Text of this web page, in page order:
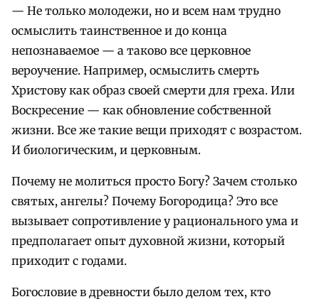
— Не только молодежи, но и всем нам трудно
осмыслить таинственное и до конца
непознаваемое — а таково все церковное
вероучение. Например, осмыслить смерть
Христову как образ своей смерти для греха. Или
Воскресение — как обновление собственной
жизни. Все же такие вещи приходят с возрастом.
И биологическим, и церковным.
Почему не молиться просто Богу? Зачем столько
святых, ангелы? Почему Богородица? Это все
вызывает сопротивление у рационального ума и
предполагает опыт духовной жизни, который
приходит с годами.
Богословие в древности было делом тех, кто